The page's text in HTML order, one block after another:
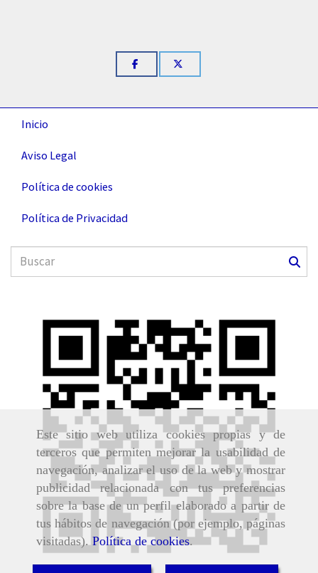
Este sitio web utiliza cookies propias y de
terceros que permiten mejorar la usabilidad de
navegación, analizar el uso de la web y mostrar
publicidad relacionada con tus preferencias
sobre la base de un perfil elaborado a partir de
tus hábitos de navegación (por ejemplo, páginas
visitadas). Política de cookies.
Inicio
Aviso Legal
Política de cookies
Política de Privacidad